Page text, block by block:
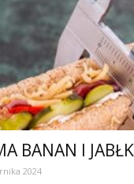
BANAN I
2024